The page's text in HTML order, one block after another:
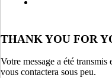
THANK YOU FOR
Votre message a été
vous contactera sous peu.
USA
CANADA (French)
Mexico | México